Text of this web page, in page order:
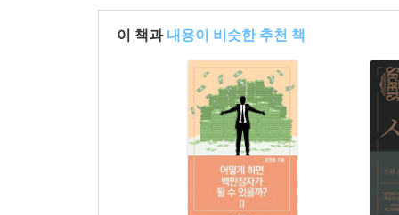
이 책과 내용이 비슷한 추천 책